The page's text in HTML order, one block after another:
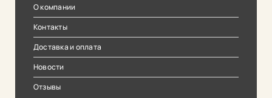
О компании
Контакты
Доставка и оплата
Новости
Отзывы